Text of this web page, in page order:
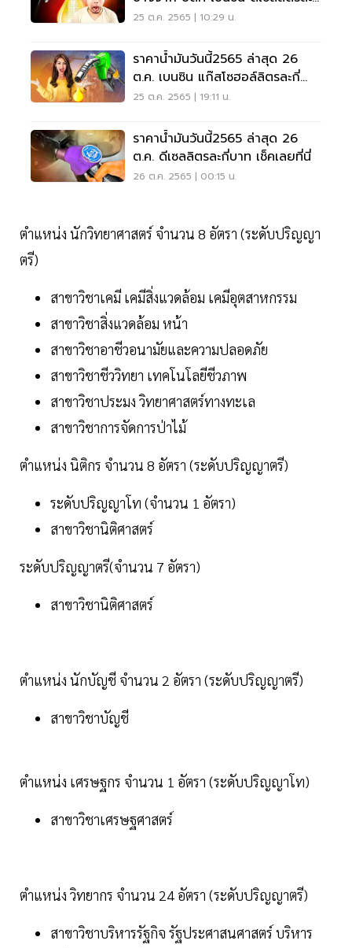
บาท เช็คเลย
25 ต.ค. 2565 | 10:29 น.
ราคาน้ำมันวันนี้2565 ล่าสุด 26
ต.ค. เบนซิน แก๊สโซฮอล์ลิตรละกี่
บาท
25 ต.ค. 2565 | 19:11 น.
ราคาน้ำมันวันนี้2565 ล่าสุด 26
ต.ค. ดีเซลลิตรละกี่บาท เช็คเลยที่นี่
26 ต.ค. 2565 | 00:15 น.
ตำแหน่ง นักวิทยาศาสตร์ จำนวน 8 อัตรา (ระดับปริญญา
ตรี)
สาขาวิชาเคมี เคมีสิ่งแวดล้อม เคมีอุตสาหกรรม
สาขาวิชาสิ่งแวดล้อม หน้า
สาขาวิชาอาชีวอนามัยและความปลอดภัย
สาขาวิชาชีววิทยา เทคโนโลยีชีวภาพ
สาขาวิชาประมง วิทยาศาสตร์ทางทะเล
สาขาวิชาการจัดการป่าไม้
ตำแหน่ง นิติกร จำนวน 8 อัตรา (ระดับปริญญาตรี)
ระดับปริญญาโท (จำนวน 1 อัตรา)
สาขาวิชานิติศาสตร์
ระดับปริญญาตรี(จำนวน 7 อัตรา)
สาขาวิชานิติศาสตร์
ตำแหน่ง นักบัญชี จำนวน 2 อัตรา (ระดับปริญญาตรี)
สาขาวิชาบัญชี
ตำแหน่ง เศรษฐกร จำนวน 1 อัตรา (ระดับปริญญาโท)
สาขาวิชาเศรษฐศาสตร์
ตำแหน่ง วิทยากร จำนวน 24 อัตรา (ระดับปริญญาตรี)
สาขาวิชาบริหารรัฐกิจ รัฐประศาสนศาสตร์ บริหาร